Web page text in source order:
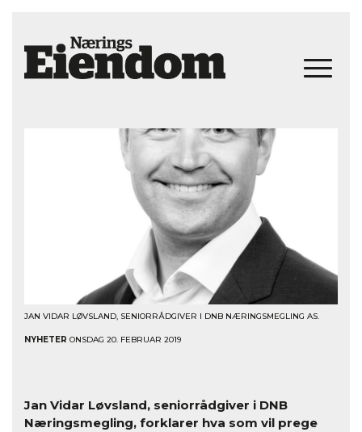
JAN VIDAR LØVSLAND, SENIORRÅDGIVER I DNB NÆRINGSMEGLING AS.
NYHETER ONSDAG 20. FEBRUAR 2019
Jan Vidar Løvsland, seniorrådgiver i DNB
Næringsmegling, forklarer hva som vil prege